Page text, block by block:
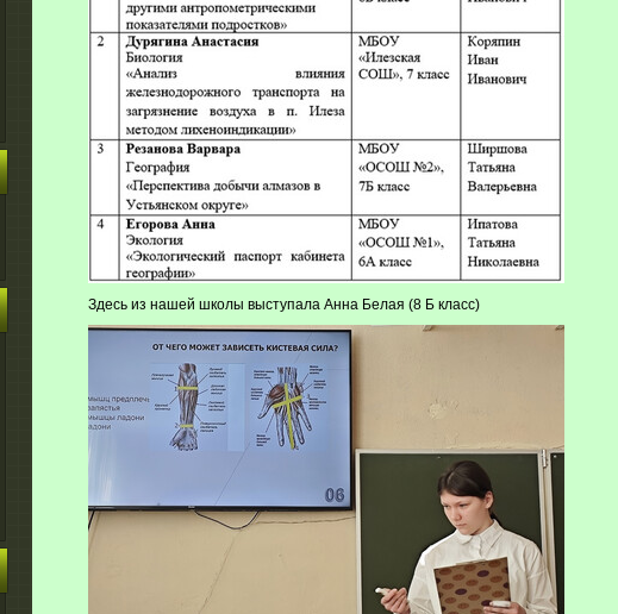
Здесь из нашей школы выступала Анна Белая (8 Б класс)